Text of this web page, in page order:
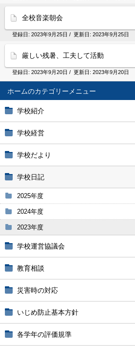
ホーム
学校紹介
学校経営
学校だより
学校日記
2025年度
2024年度
2023年度
学校運営協議会
教育相談
災害時の対応
いじめ防止基本方針
各学年の評価規準
全校音楽朝会
登録日: 2023年9月25日 / 更新日: 2023年9月25日
厳しい残暑、工夫して活動
登録日: 2023年9月20日 / 更新日: 2023年9月20日